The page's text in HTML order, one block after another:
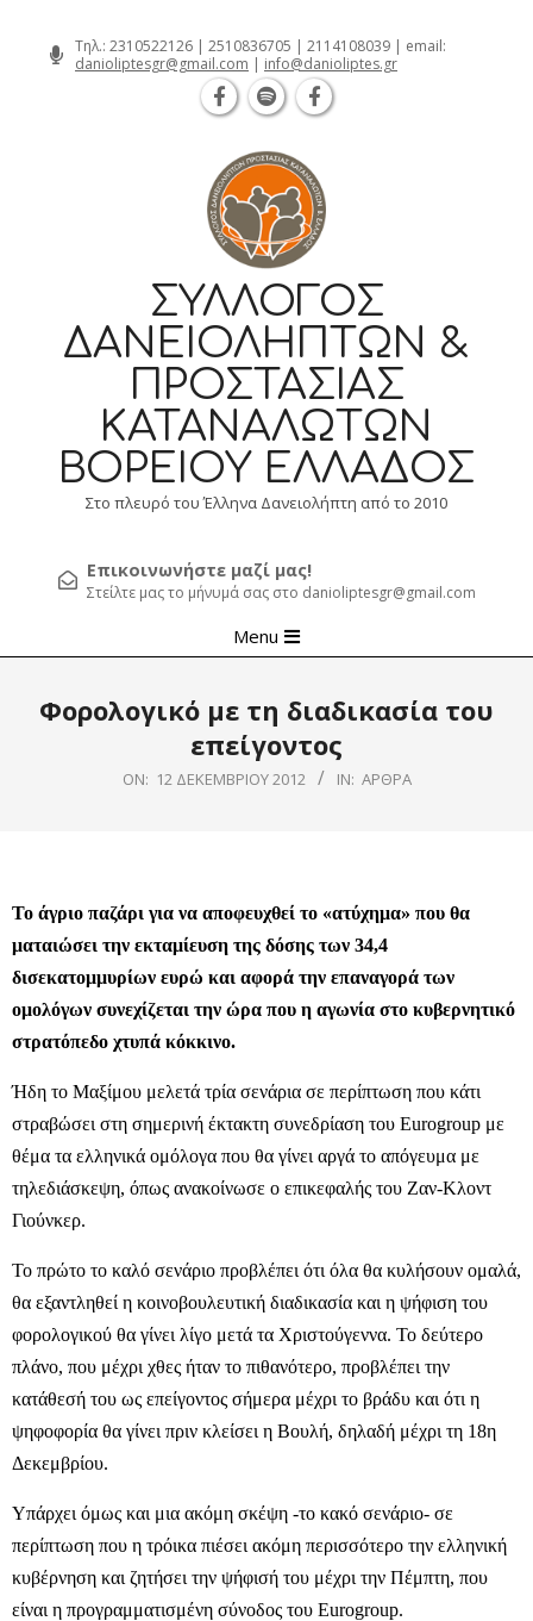
Τηλ.: 2310522126 | 2510836705 | 2114108039 | email:
danioliptesgr@gmail.com | info@danioliptes.gr
ΣΎΛΛΟΓΟΣ
ΔΑΝΕΙΟΛΗΠΤΏΝ &
ΠΡΟΣΤΑΣΊΑΣ
ΚΑΤΑΝΑΛΩΤΏΝ
ΒΟΡΕΊΟΥ ΕΛΛΆΔΟΣ
Στο πλευρό του Έλληνα Δανειολήπτη από το 2010
Επικοινωνήστε μαζί μας!
Στείλτε μας το μήνυμά σας στο danioliptesgr@gmail.com
Navigation
Menu
Φορολογικό με τη διαδικασία του
επείγοντος
ON: 12 ΔΕΚΕΜΒΡΊΟΥ 2012 IN: ΆΡΘΡΑ
Το άγριο παζάρι για να αποφευχθεί το «ατύχημα» που θα
ματαιώσει την εκταμίευση της δόσης των 34,4
δισεκατομμυρίων ευρώ και αφορά την επαναγορά των
ομολόγων συνεχίζεται την ώρα που η αγωνία στο κυβερνητικό
στρατόπεδο χτυπά κόκκινο.
Ήδη το Μαξίμου μελετά τρία σενάρια σε περίπτωση που κάτι
στραβώσει στη σημερινή έκτακτη συνεδρίαση του Eurogroup με
θέμα τα ελληνικά ομόλογα που θα γίνει αργά το απόγευμα με
τηλεδιάσκεψη, όπως ανακοίνωσε ο επικεφαλής του Ζαν-Κλοντ
Γιούνκερ.
Το πρώτο το καλό σενάριο προβλέπει ότι όλα θα κυλήσουν ομαλά,
θα εξαντληθεί η κοινοβουλευτική διαδικασία και η ψήφιση του
φορολογικού θα γίνει λίγο μετά τα Χριστούγεννα. Το δεύτερο
πλάνο, που μέχρι χθες ήταν το πιθανότερο, προβλέπει την
κατάθεσή του ως επείγοντος σήμερα μέχρι το βράδυ και ότι η
ψηφοφορία θα γίνει πριν κλείσει η Βουλή, δηλαδή μέχρι τη 18η
Δεκεμβρίου.
Υπάρχει όμως και μια ακόμη σκέψη -το κακό σενάριο- σε
περίπτωση που η τρόικα πιέσει ακόμη περισσότερο την ελληνική
κυβέρνηση και ζητήσει την ψήφισή του μέχρι την Πέμπτη, που
είναι η προγραμματισμένη σύνοδος του Εurogroup.